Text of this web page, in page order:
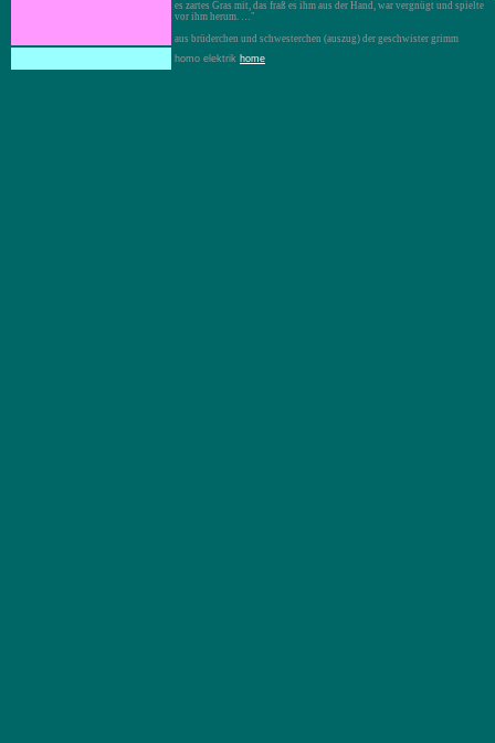
es zartes Gras mit, das fraß es ihm aus der Hand, war vergnügt und spielte
vor ihm herum. …"
aus brüderchen und schwesterchen (auszug) der geschwister grimm
homo elektrik home